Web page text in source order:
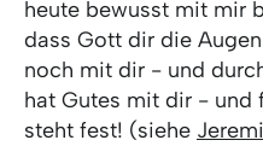
heute bewusst mit mir
dass Gott dir die
noch mit dir - und
hat Gutes mit dir - und
steht fest! (siehe